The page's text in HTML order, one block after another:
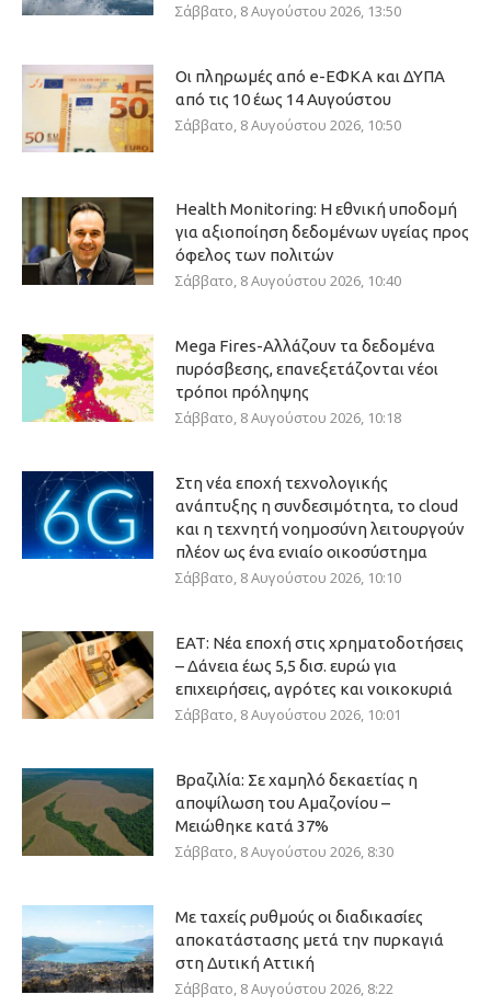
Σάββατο, 8 Αυγούστου 2026, 13:50
Οι πληρωμές από e-ΕΦΚΑ και ΔΥΠΑ
από τις 10 έως 14 Αυγούστου
Σάββατο, 8 Αυγούστου 2026, 10:50
Health Monitoring: Η εθνική υποδομή
για αξιοποίηση δεδομένων υγείας προς
όφελος των πολιτών
Σάββατο, 8 Αυγούστου 2026, 10:40
Mega Fires-Αλλάζουν τα δεδομένα
πυρόσβεσης, επανεξετάζονται νέοι
τρόποι πρόληψης
Σάββατο, 8 Αυγούστου 2026, 10:18
Στη νέα εποχή τεχνολογικής
ανάπτυξης η συνδεσιμότητα, το cloud
και η τεχνητή νοημοσύνη λειτουργούν
πλέον ως ένα ενιαίο οικοσύστημα
Σάββατο, 8 Αυγούστου 2026, 10:10
ΕΑΤ: Νέα εποχή στις χρηματοδοτήσεις
– Δάνεια έως 5,5 δισ. ευρώ για
επιχειρήσεις, αγρότες και νοικοκυριά
Σάββατο, 8 Αυγούστου 2026, 10:01
Βραζιλία: Σε χαμηλό δεκαετίας η
αποψίλωση του Αμαζονίου –
Μειώθηκε κατά 37%
Σάββατο, 8 Αυγούστου 2026, 8:30
Με ταχείς ρυθμούς οι διαδικασίες
αποκατάστασης μετά την πυρκαγιά
στη Δυτική Αττική
Σάββατο, 8 Αυγούστου 2026, 8:22